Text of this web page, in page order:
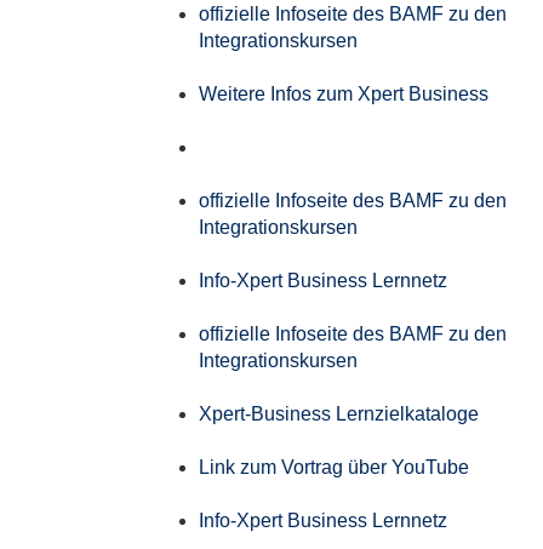
offizielle Infoseite des BAMF zu den
Integrationskursen
Weitere Infos zum Xpert Business
offizielle Infoseite des BAMF zu den
Integrationskursen
Info-Xpert Business Lernnetz
offizielle Infoseite des BAMF zu den
Integrationskursen
Xpert-Business Lernzielkataloge
Link zum Vortrag über YouTube
Info-Xpert Business Lernnetz